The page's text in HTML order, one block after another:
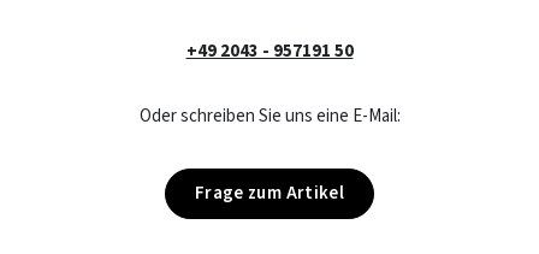
+49 2043 - 957191 50
Oder schreiben Sie uns eine E-Mail:
Frage zum Artikel